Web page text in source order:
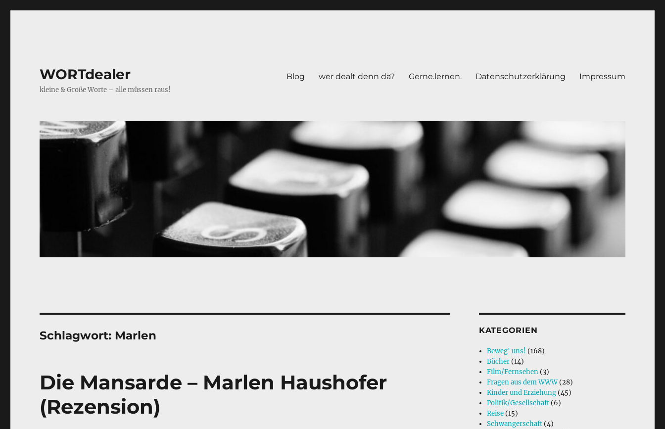
WORTdealer
kleine & Große Worte – alle müssen raus!
Blog wer dealt denn da? Gerne.lernen. Datenschutzerklärung Impressum
Schlagwort: Marlen
Die Mansarde – Marlen Haushofer
(Rezension)
KATEGORIEN
Beweg' uns! (168)
Bücher (14)
Film/Fernsehen (3)
Fragen aus dem WWW(28)
Kinder und Erziehung (45)
Politik/Gesellschaft (6)
Reise (15)
Schwangerschaft (4)